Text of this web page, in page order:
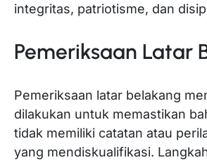
integritas, patriotisme, dan
Pemeriksaan Latar
Pemeriksaan latar belakang
dilakukan untuk memastikan
tidak memiliki catatan atau
yang mendiskualifikasi.